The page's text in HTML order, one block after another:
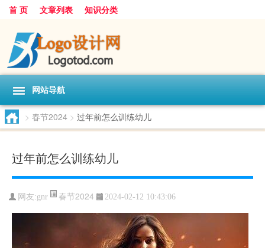
首 页 文章列表 知识分类
网站导航
> 春节2024 > 过年前怎么训练幼儿
过年前怎么训练幼儿
网友:gnr 春节2024 2024-02-12 10:43:06